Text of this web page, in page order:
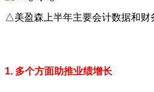
△美盈森上半年主要会计数据和财
1. 多个方面助推业绩增长